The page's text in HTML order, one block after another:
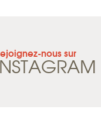
nous sur